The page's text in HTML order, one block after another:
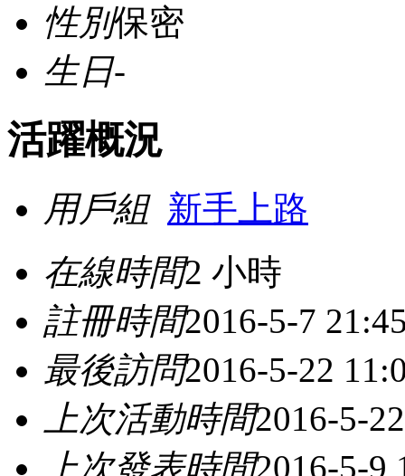
性別保密
生日-
活躍概況
用戶組 新手上路
在線時間2 小時
註冊時間2016-5-7
最後訪問2016-5-22
上次活動時間2016-5-
上次發表時間2016-5-9